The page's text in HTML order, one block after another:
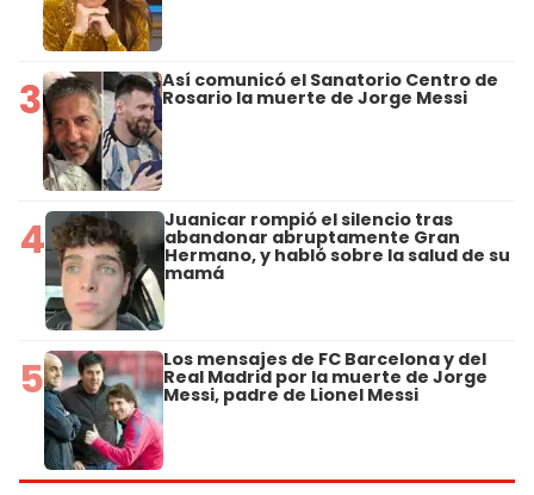
3 Así comunicó el Sanatorio Centro de
Rosario la muerte de Jorge Messi
4 Juanicar rompió el silencio tras
abandonar abruptamente Gran
Hermano, y habló sobre la salud de su
mamá
5 Los mensajes de FC Barcelona y del
Real Madrid por la muerte de Jorge
Messi, padre de Lionel Messi